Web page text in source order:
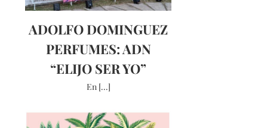
ADOLFO DOMINGUEZ
PERFUMES: ADN
“ELIJO SER YO”
En [...]